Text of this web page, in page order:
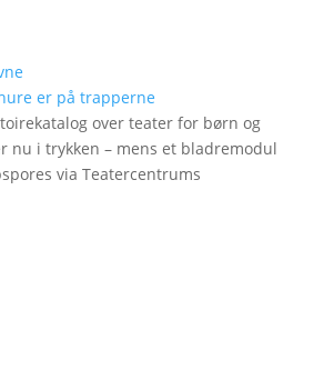
er på trapperne
over teater for børn og
nu i trykken – mens et bladremodul
via Teatercentrums